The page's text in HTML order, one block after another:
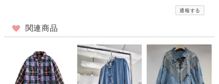
通報する
関連商品